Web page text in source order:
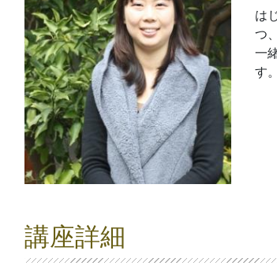
は
つ
一
す。
講座詳細